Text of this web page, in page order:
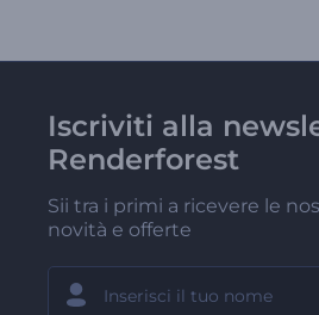
Iscriviti alla
Renderforest
Sii tra i primi a ricevere le
novità e offerte